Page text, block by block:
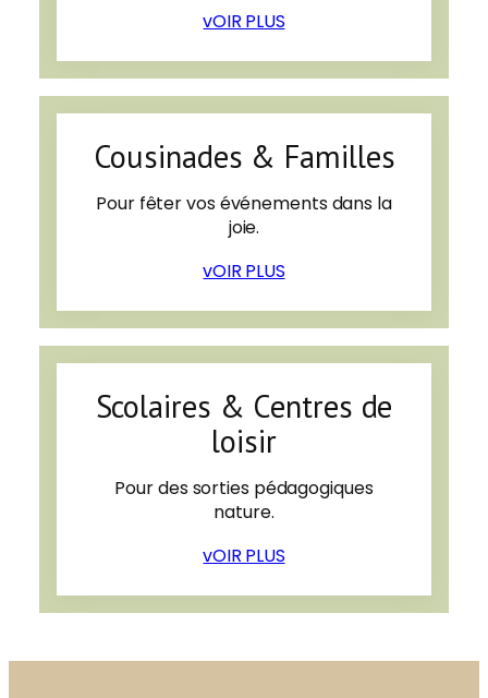
vOIR PLUS
Cousinades & Familles
Pour fêter vos événements dans la
joie.
vOIR PLUS
Scolaires & Centres de
loisir
Pour des sorties pédagogiques
nature.
vOIR PLUS